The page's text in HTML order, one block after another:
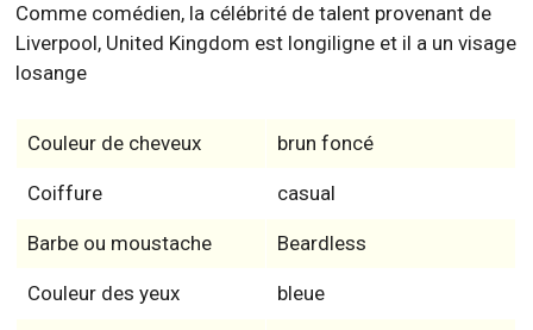
Comme comédien, la célébrité de talent provenant de
Liverpool, United Kingdom est longiligne et il a un visage
losange
Couleur de cheveux brun foncé
Coiffure casual
Barbe ou moustache Beardless
Couleur des yeux bleue